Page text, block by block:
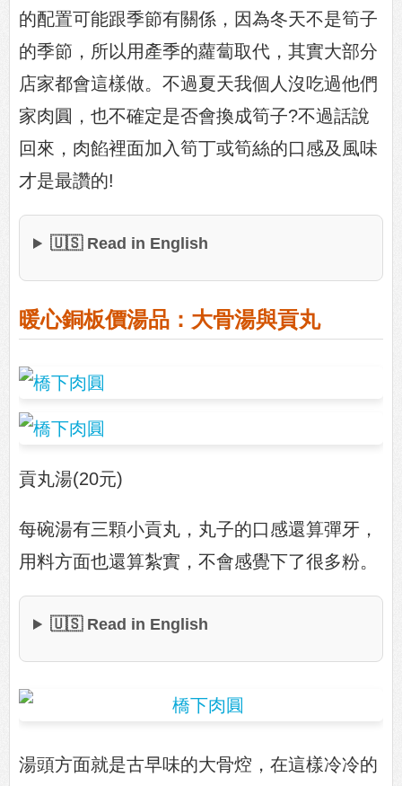
的配置可能跟季節有關係，因為冬天不是筍子
的季節，所以用產季的蘿蔔取代，其實大部分
店家都會這樣做。不過夏天我個人沒吃過他們
家肉圓，也不確定是否會換成筍子?不過話說
回來，肉餡裡面加入筍丁或筍絲的口感及風味
才是最讚的!
🇺🇸 Read in English
暖心銅板價湯品：大骨湯與貢丸
貢丸湯(20元)
每碗湯有三顆小貢丸，丸子的口感還算彈牙，
用料方面也還算紮實，不會感覺下了很多粉。
🇺🇸 Read in English
湯頭方面就是古早味的大骨焢，在這樣冷冷的